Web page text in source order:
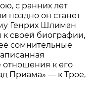
с ранних лет
поздно он станет
Генрих Шлиман
к своей биографии,
сомнительные
к его
Приама» — к Трое,